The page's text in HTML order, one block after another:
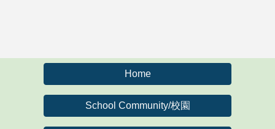
Home
School Community/校園